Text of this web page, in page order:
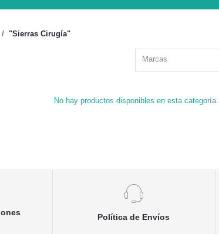
"Sierras Cirugía"
Marcas
No hay productos disponibles en esta categoría.
Política de Envíos